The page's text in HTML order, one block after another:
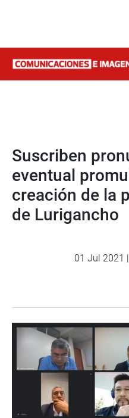
Suscriben
eventual
creación de la
de Lurigancho
01 Jul 2021